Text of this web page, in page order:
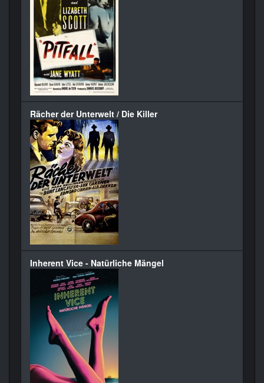
Rächer der Unterwelt / Die Killer
Inherent Vice - Natürliche Mängel